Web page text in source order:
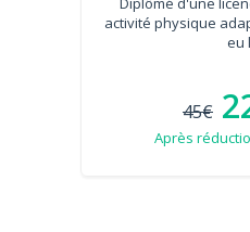
activité physique
eu
45€
Après